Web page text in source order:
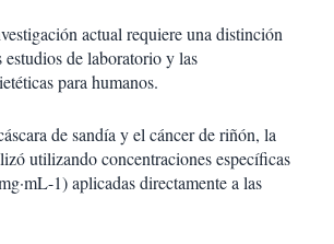
actual requiere una distinción
de laboratorio y las
para humanos.
de sandía y el cáncer de riñón, la
utilizando concentraciones específicas
1) aplicadas directamente a las